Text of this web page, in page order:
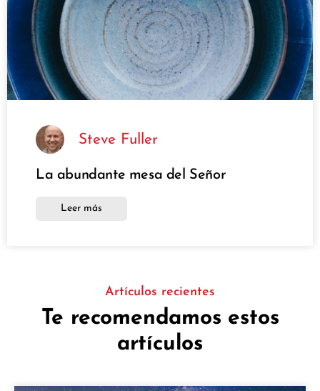
Steve Fuller
La abundante mesa del Señor
Leer más
Artículos recientes
Te recomendamos estos
artículos